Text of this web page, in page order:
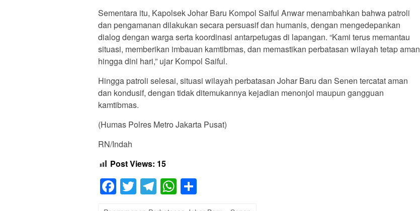
Sementara itu, Kapolsek Johar Baru Kompol Saiful Anwar menambahkan bahwa patroli
dan pengamanan dilakukan secara persuasif dan humanis, dengan mengedepankan
dialog dengan warga serta koordinasi antarpetugas di lapangan. “Kami terus memantau
situasi, memberikan imbauan kamtibmas, dan memastikan perbatasan wilayah tetap aman
hingga dini hari,” ujar Kompol Saiful.
Hingga patroli selesai, situasi wilayah perbatasan Johar Baru dan Senen tercatat aman
dan kondusif, dengan tidak ditemukannya kejadian menonjol maupun gangguan
kamtibmas.
(Humas Polres Metro Jakarta Pusat)
RN/Indah
Post Views: 15
Facebook
TwitterTelegram
WhatsApp